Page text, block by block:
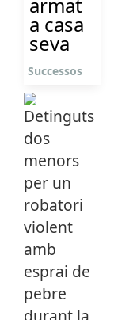
a casa
seva
Successos